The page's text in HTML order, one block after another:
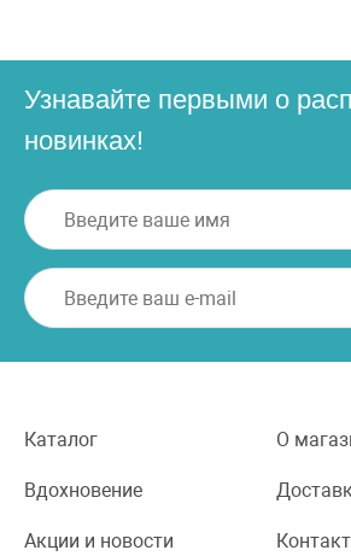
Узнавайте первыми о
новинках!
Каталог О
Вдохновение
Акции и новости